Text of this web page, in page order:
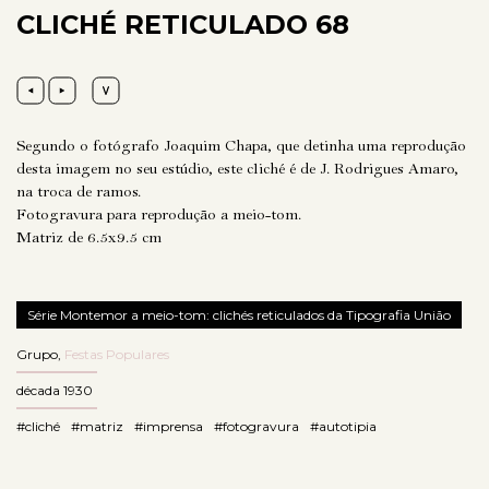
CLICHÉ RETICULADO 68
Segundo o fotógrafo Joaquim Chapa, que detinha uma reprodução
desta imagem no seu estúdio, este cliché é de J. Rodrigues Amaro,
na troca de ramos.
Fotogravura para reprodução a meio-tom.
Matriz de 6.5x9.5 cm
Série Montemor a meio-tom: clichés reticulados da Tipografia União
Grupo, Festas Populares
década 1930
#cliché #matriz #imprensa #fotogravura #autotipia